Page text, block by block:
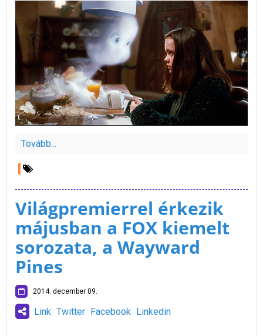
Tovább...
Világpremierrel érkezik
májusban a FOX kiemelt
sorozata, a Wayward
Pines
2014. december 09.
Link Twitter Facebook Linkedin